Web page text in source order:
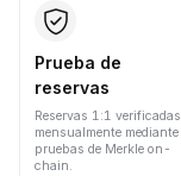
Prueba de
reservas
Reservas 1:1 verificadas
mensualmente mediante
pruebas de Merkle on-
chain.